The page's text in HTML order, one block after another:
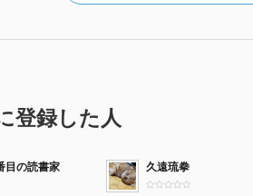
登録した人
目の読書家 久遠琉拳